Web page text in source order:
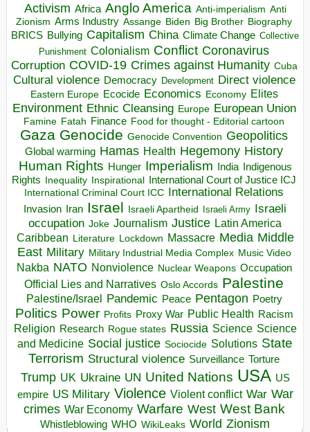
Activism Africa Anglo America Anti-imperialism Anti
Zionism Arms Industry Assange Biden Big Brother Biography
BRICS Bullying Capitalism China Climate Change Collective
Punishment Colonialism Conflict Coronavirus
Corruption COVID-19 Crimes against Humanity Cuba
Cultural violence Democracy Development Direct violence
Eastern Europe Ecocide Economics Economy Elites
Environment Ethnic Cleansing Europe European Union
Famine Fatah Finance Food for thought - Editorial cartoon
Gaza Genocide Genocide Convention Geopolitics
Global warming Hamas Health Hegemony History
Human Rights Hunger Imperialism India Indigenous
Rights
Inequality Inspirational
International Court of Justice ICJ
International Criminal Court ICC International Relations
Invasion Iran Israel Israeli Apartheid Israeli Army Israeli
occupation Joke Journalism Justice Latin America
Caribbean Literature Lockdown Massacre Media Middle
East Military Military Industrial Media Complex Music Video
Nakba NATO Nonviolence Nuclear Weapons Occupation
Official Lies and Narratives Oslo Accords Palestine
Palestine/Israel Pandemic Peace Pentagon Poetry
Politics Power Profits Proxy War Public Health Racism
Religion Research Rogue states Russia Science Science
and Medicine Social justice Sociocide Solutions State
Terrorism Structural violence Surveillance Torture
Trump UK Ukraine UN United Nations USA US
empire US Military Violence Violent conflict War War
crimes War Economy Warfare West West Bank
Whistleblowing WHO WikiLeaks World Zionism